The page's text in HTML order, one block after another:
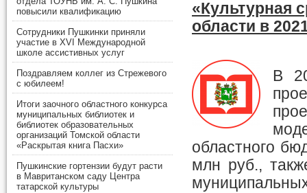
повысили квалификацию
Сотрудники Пушкинки приняли
участие в XVI Международной
школе ассистивных услуг
Поздравляем коллег из Стрежевого
с юбилеем!
Итоги заочного областного конкурса
муниципальных библиотек и
библиотек образовательных
организаций Томской области
«Раскрытая книга Пасхи»
Пушкинские гортензии будут расти
в Мавританском саду Центра
татарской культуры
«Культурная
области в
В
областного
млн руб.,